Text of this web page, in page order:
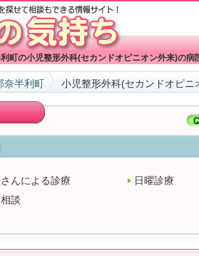
町の小児整形外科(セカンドオピニオン外来)の病
奈半利町 小児整形外科(セカンドオピ
んによる診療 日曜診療
談